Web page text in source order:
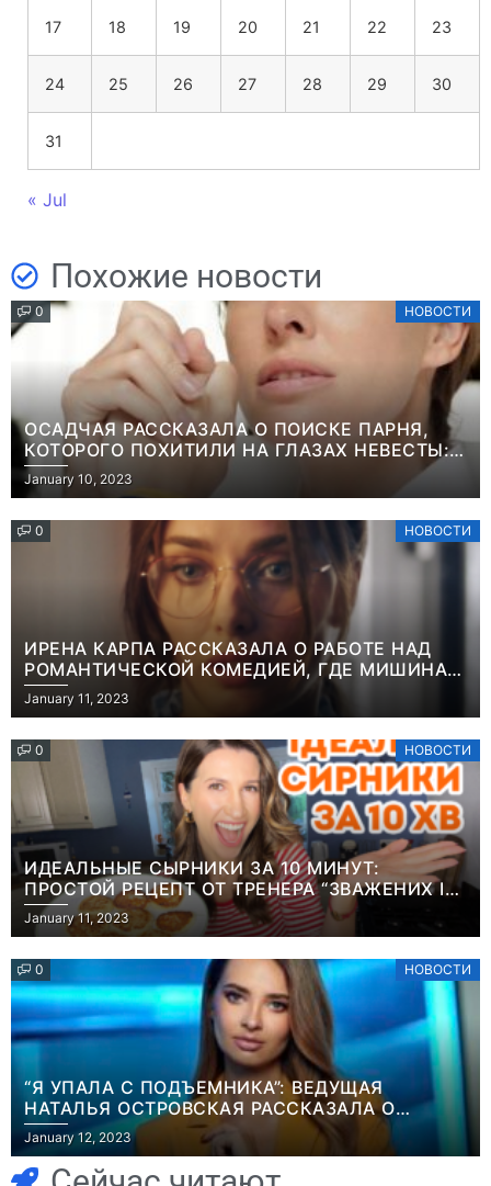
17 18 19 20 21 22 23
24 25 26 27 28 29 30
31
« Jul
Похожие новости
0 НОВОСТИ
ОСАДЧАЯ РАССКАЗАЛА О ПОИСКЕ ПАРНЯ,
КОТОРОГО ПОХИТИЛИ НА ГЛАЗАХ НЕВЕСТЫ:
“ОН ВЕСЬ УДАР ПРИНЯЛ НА СЕБЯ”
January 10, 2023
0 НОВОСТИ
ИРЕНА КАРПА РАССКАЗАЛА О РАБОТЕ НАД
РОМАНТИЧЕСКОЙ КОМЕДИЕЙ, ГДЕ МИШИНА В
РОЛИ МАТЕРИ-ОДИНОЧКИ
January 11, 2023
0 НОВОСТИ
ИДЕАЛЬНЫЕ СЫРНИКИ ЗА 10 МИНУТ:
ПРОСТОЙ РЕЦЕПТ ОТ ТРЕНЕРА “ЗВАЖЕНИХ І
ЩАСЛИВИХ” АНИТЫ ЛУЦЕНКО
January 11, 2023
0 НОВОСТИ
“Я УПАЛА С ПОДЪЕМНИКА”: ВЕДУЩАЯ
НАТАЛЬЯ ОСТРОВСКАЯ РАССКАЗАЛА О
НЕПРИЯТНОМ ИНЦИДЕНТЕ В ЗИМНИХ
КАРПАТАХ
January 12, 2023
Игры
Геймеры
отменяют
Новичок-геймер